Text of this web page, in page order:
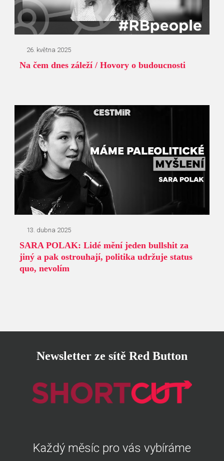
26. května 2025
Na čem dnes záleží / Hovory o budoucnosti
13. dubna 2025
SARA POLAK: Lidé mění jeden bullshit za
jiný a pak ostrouhají, politika udržuje status
quo, nevolím
Newsletter ze sítě Red Button
Každý měsíc pro vás vybíráme